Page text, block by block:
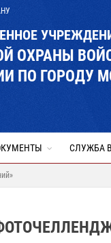
ОХРАНЫ
ПО ГОРОДУ
СЛУЖБА